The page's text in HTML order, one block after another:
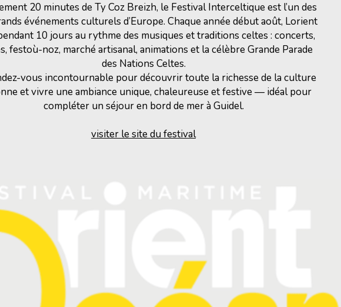
20 minutes de Ty Coz Breizh, le Festival Interceltique est l’un des
événements culturels d’Europe. Chaque année début août, Lorient
10 jours au rythme des musiques et traditions celtes : concerts,
festoù-noz, marché artisanal, animations et la célèbre Grande Parade
des Nations Celtes.
vous incontournable pour découvrir toute la richesse de la culture
et vivre une ambiance unique, chaleureuse et festive — idéal pour
compléter un séjour en bord de mer à Guidel.
visiter le site du festival